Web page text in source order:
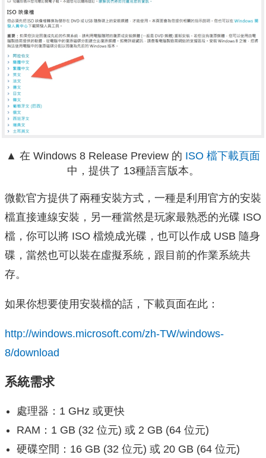
▲ 在 Windows 8 Release Preview 的 ISO 檔下載頁面
中，提供了 13種語言版本。
微歡官方提供了兩種安裝方式，一種是利用官方的安裝
檔直接連線安裝，另一種當然是玩家最熟悉的光碟 ISO
檔，你可以將 ISO 檔燒成光碟，也可以作成 USB 隨身
碟，當然也可以裝在虛擬系統，跟目前的作業系統共
存。
如果你想要使用安裝檔的話，下載頁面在此：
http://windows.microsoft.com/zh-TW/windows-
8/download
系統需求
處理器：1 GHz 或更快
RAM：1 GB (32 位元) 或 2 GB (64 位元)
硬碟空間：16 GB (32 位元) 或 20 GB (64 位元)